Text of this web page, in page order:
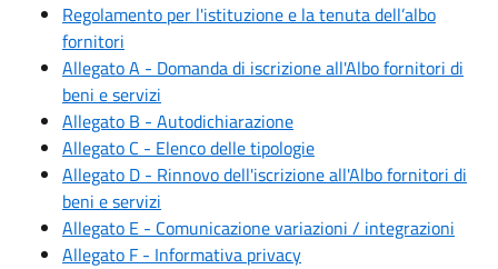
Regolamento per l'istituzione e la tenuta dell’albo
fornitori
Allegato A - Domanda di iscrizione all'Albo fornitori di
beni e servizi
Allegato B - Autodichiarazione
Allegato C - Elenco delle tipologie
Allegato D - Rinnovo dell'iscrizione all'Albo fornitori di
beni e servizi
Allegato E - Comunicazione variazioni / integrazioni
Allegato F - Informativa privacy